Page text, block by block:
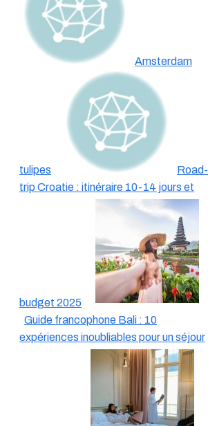
Amsterdam
tulipes
Road-
trip Croatie : itinéraire 10-14 jours et
budget 2025
Guide francophone Bali : 10
expériences inoubliables pour un séjour